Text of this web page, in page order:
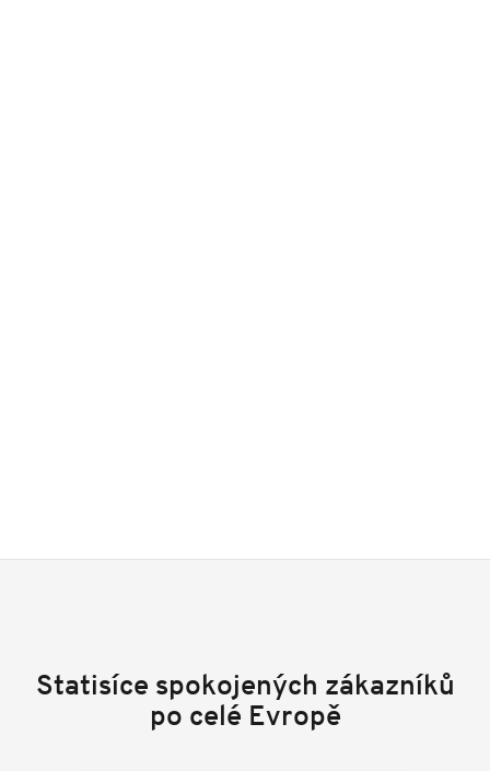
Statisíce spokojených zákazníků
po celé Evropě